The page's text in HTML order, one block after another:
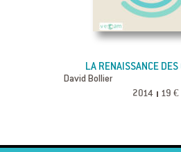
LA RENAISSANCE
David Bollier
2014 19 €